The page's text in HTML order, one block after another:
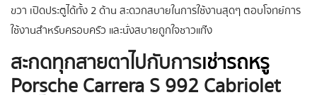
ขวา เปิดประตูได้ทั้ง 2 ด้าน สะดวกสบายในการใช้งานสุดๆ ตอบโจทย์การ
ใช้งานสำหรับครอบครัว และนั่งสบายถูกใจชาวแก๊ง
สะกดทุกสายตาไปกับการเช่ารถหรู
Porsche Carrera S 992 Cabriolet